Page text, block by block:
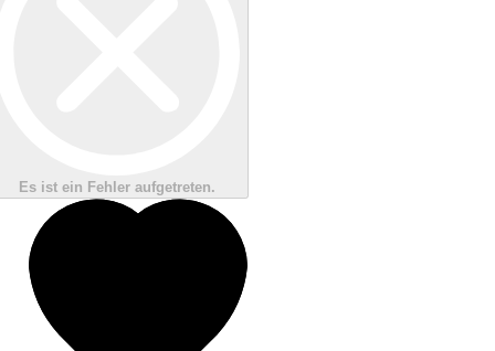
Es ist ein Fehler aufgetreten.